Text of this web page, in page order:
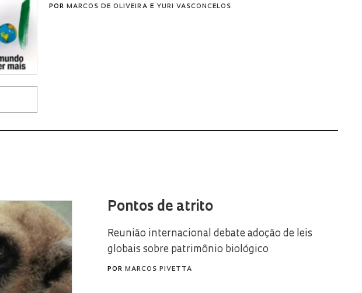
POR MARCOS DE OLIVEIRA E YURI VASCONCELOS
Pontos de atrito
Reunião internacional debate adoção de leis
globais sobre patrimônio biológico
POR MARCOS PIVETTA